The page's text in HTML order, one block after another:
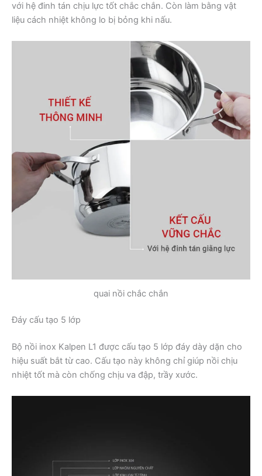
với hệ đinh tán chịu lực tốt chắc chắn. Còn làm bằng vật
liệu cách nhiệt không lo bị bỏng khi nấu.
quai nồi chắc chắn
Đáy cấu tạo 5 lớp
Bộ nồi inox Kalpen L1 được cấu tạo 5 lớp đáy dày dặn cho
hiệu suất bắt từ cao. Cấu tạo này không chỉ giúp nồi chịu
nhiệt tốt mà còn chống chịu va đập, trầy xước.